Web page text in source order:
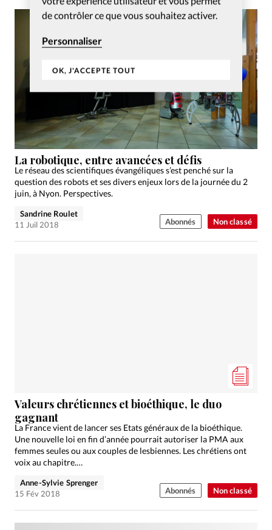
de contrôler ce que vous souhaitez activer.
Personnaliser
OK, J'ACCEPTE TOUT
Non classé
La robotique, entre avancées et défis
Le réseau des scientifiques évangéliques s’est penché sur la
question des robots et ses divers enjeux lors de la journée du 2
juin, à Nyon. Perspectives.
Sandrine Roulet
11 Juil 2018
Abonnés
Non classé
Valeurs chrétiennes et bioéthique, le duo
gagnant
La France vient de lancer ses Etats généraux de la bioéthique.
Une nouvelle loi en fin d’année pourrait autoriser la PMA aux
femmes seules ou aux couples de lesbiennes. Les chrétiens ont
voix au chapitre.…
Anne-Sylvie Sprenger
15 Fév 2018
Abonnés